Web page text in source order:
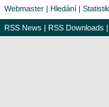
Webmaster | Hledání |
RSS News | RSS Downloads |